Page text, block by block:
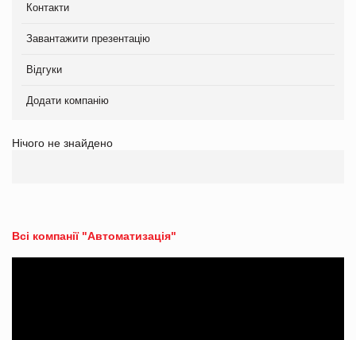
Контакти
Завантажити презентацію
Відгуки
Додати компанію
Нічого не знайдено
Всі компанії "Автоматизація"